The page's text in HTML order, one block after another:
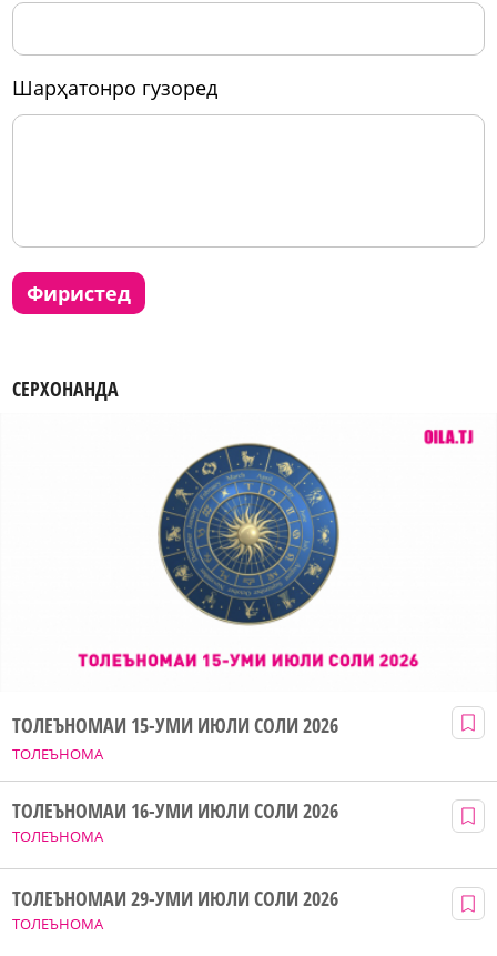
шарҳатонро гузоред
фиристед
СЕРХОНАНДА
ТОЛЕЪНОМА
ТОЛЕЪНОМАИ 15-УМИ ИЮЛИ СОЛИ 2026
ТОЛЕЪНОМА
ТОЛЕЪНОМАИ 16-УМИ ИЮЛИ СОЛИ 2026
ТОЛЕЪНОМА
ТОЛЕЪНОМАИ 29-УМИ ИЮЛИ СОЛИ 2026